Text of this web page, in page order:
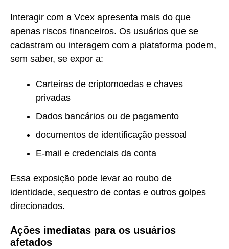
Interagir com a Vcex apresenta mais do que
apenas riscos financeiros. Os usuários que se
cadastram ou interagem com a plataforma podem,
sem saber, se expor a:
Carteiras de criptomoedas e chaves
privadas
Dados bancários ou de pagamento
documentos de identificação pessoal
E-mail e credenciais da conta
Essa exposição pode levar ao roubo de
identidade, sequestro de contas e outros golpes
direcionados.
Ações imediatas para os usuários
afetados